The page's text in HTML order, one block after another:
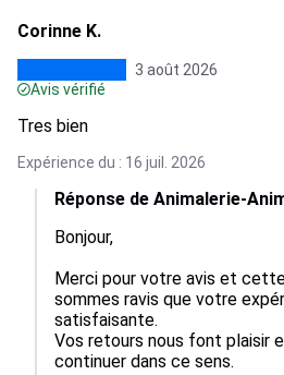
Corinne K.
3 août 2026
Avis vérifié
Tres bien
Expérience du : 16 juil. 2026
Réponse de Animalerie-
Bonjour,
Merci pour votre avis et
sommes ravis que votre
satisfaisante.
Vos retours nous font plaisir
continuer dans ce sens.